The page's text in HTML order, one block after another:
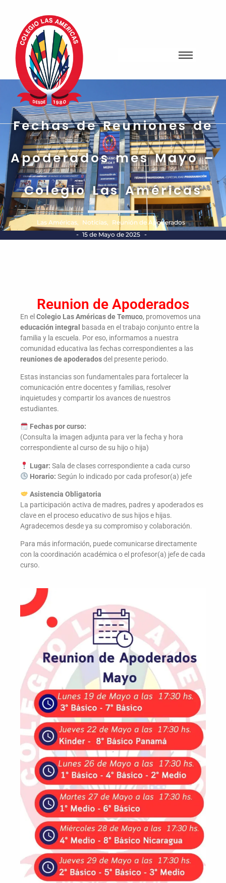
Fechas de Reuniones de
Apoderados mes Mayo –
Colegio Las Américas
Las Américas, Noticias, Reunión de Apoderados
- 15 de Mayo de 2025 -
Reunion de Apoderados
En elColegio Las Américas de Temuco, promovemos una
educación integral basada en el trabajo conjunto entre la
familia y la escuela. Por eso, informamos a nuestra
comunidad educativa las fechas correspondientes a las
reuniones de apoderadosdel presente periodo.
Estas instancias son fundamentales para fortalecer la
comunicación entre docentes y familias, resolver
inquietudes y compartir los avances de nuestros
estudiantes.
Fechas por curso:
(Consulta la imagen adjunta para ver la fecha y hora
correspondiente al curso de su hijo o hija)
Lugar: Sala de clases correspondiente a cada curso
Horario: Según lo indicado por cada profesor(a) jefe
Asistencia Obligatoria
La participación activa de madres, padres y apoderados es
clave en el proceso educativo de sus hijos e hijas.
Agradecemos desde ya su compromiso y colaboración.
Para más información, puede comunicarse directamente
con la coordinación académica o el profesor(a) jefe de cada
curso.